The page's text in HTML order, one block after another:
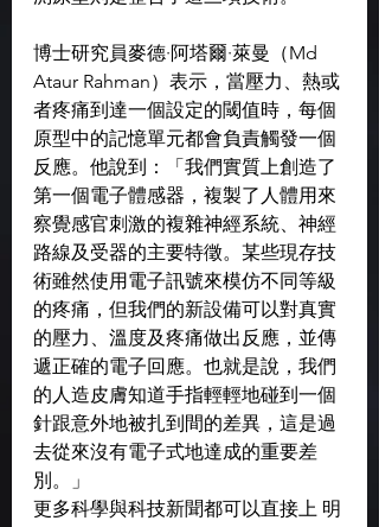
博士研究員麥德·阿塔爾·萊曼（Md
Ataur Rahman）表示，當壓力、熱或
者疼痛到達一個設定的閾值時，每個
原型中的記憶單元都會負責觸發一個
反應。他說到：「我們實質上創造了
第一個電子體感器，複製了人體用來
察覺感官刺激的複雜神經系統、神經
路線及受器的主要特徵。某些現存技
術雖然使用電子訊號來模仿不同等級
的疼痛，但我們的新設備可以對真實
的壓力、溫度及疼痛做出反應，並傳
遞正確的電子回應。也就是說，我們
的人造皮膚知道手指輕輕地碰到一個
針跟意外地被扎到間的差異，這是過
去從來沒有電子式地達成的重要差
別。」
更多科學與科技新聞都可以直接上 明